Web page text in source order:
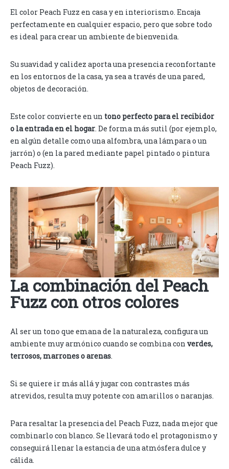
El color Peach Fuzz en casa y en interiorismo. Encaja
perfectamente en cualquier espacio, pero que sobre todo
es ideal para crear un ambiente de bienvenida.
Su suavidad y calidez aporta una presencia reconfortante
en los entornos de la casa, ya sea a través de una pared,
objetos de decoración.
Este color convierte en un tono perfecto para el recibidor
o la entrada en el hogar. De forma más sutil (por ejemplo,
en algún detalle como una alfombra, una lámpara o un
jarrón) o (en la pared mediante papel pintado o pintura
Peach Fuzz).
La combinación del Peach
Fuzz con otros colores
Al ser un tono que emana de la naturaleza, configura un
ambiente muy armónico cuando se combina con verdes,
terrosos, marrones o arenas.
Si se quiere ir más allá y jugar con contrastes más
atrevidos, resulta muy potente con amarillos o naranjas.
Para resaltar la presencia del Peach Fuzz, nada mejor que
combinarlo con blanco. Se llevará todo el protagonismo y
conseguirá llenar la estancia de una atmósfera dulce y
cálida.